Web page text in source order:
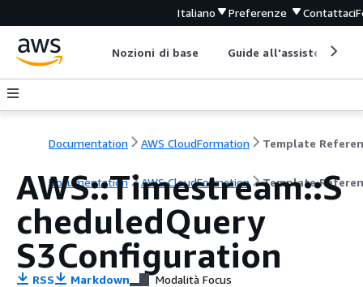
Italiano Preferenze Contattaci
Nozioni di base Guide all'assistenza
Documentation AWS CloudFormation Template
Documentation AWS CloudFormation Template
AWS::Timestream::S
cheduledQuery
S3Configuration
RSS Markdown Modalità Focus